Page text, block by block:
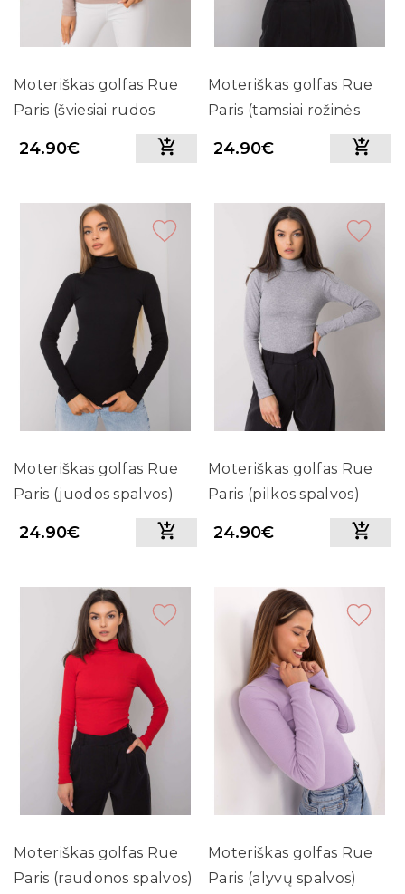
Moteriškas golfas Rue
Paris (šviesiai rudos
24.90€
Moteriškas golfas Rue
Paris (tamsiai rožinės
24.90€
Moteriškas golfas Rue
Paris (juodos spalvos)
24.90€
Moteriškas golfas Rue
Paris (pilkos spalvos)
24.90€
Moteriškas golfas Rue
Paris (raudonos spalvos)
Moteriškas golfas Rue
Paris (alyvų spalvos)